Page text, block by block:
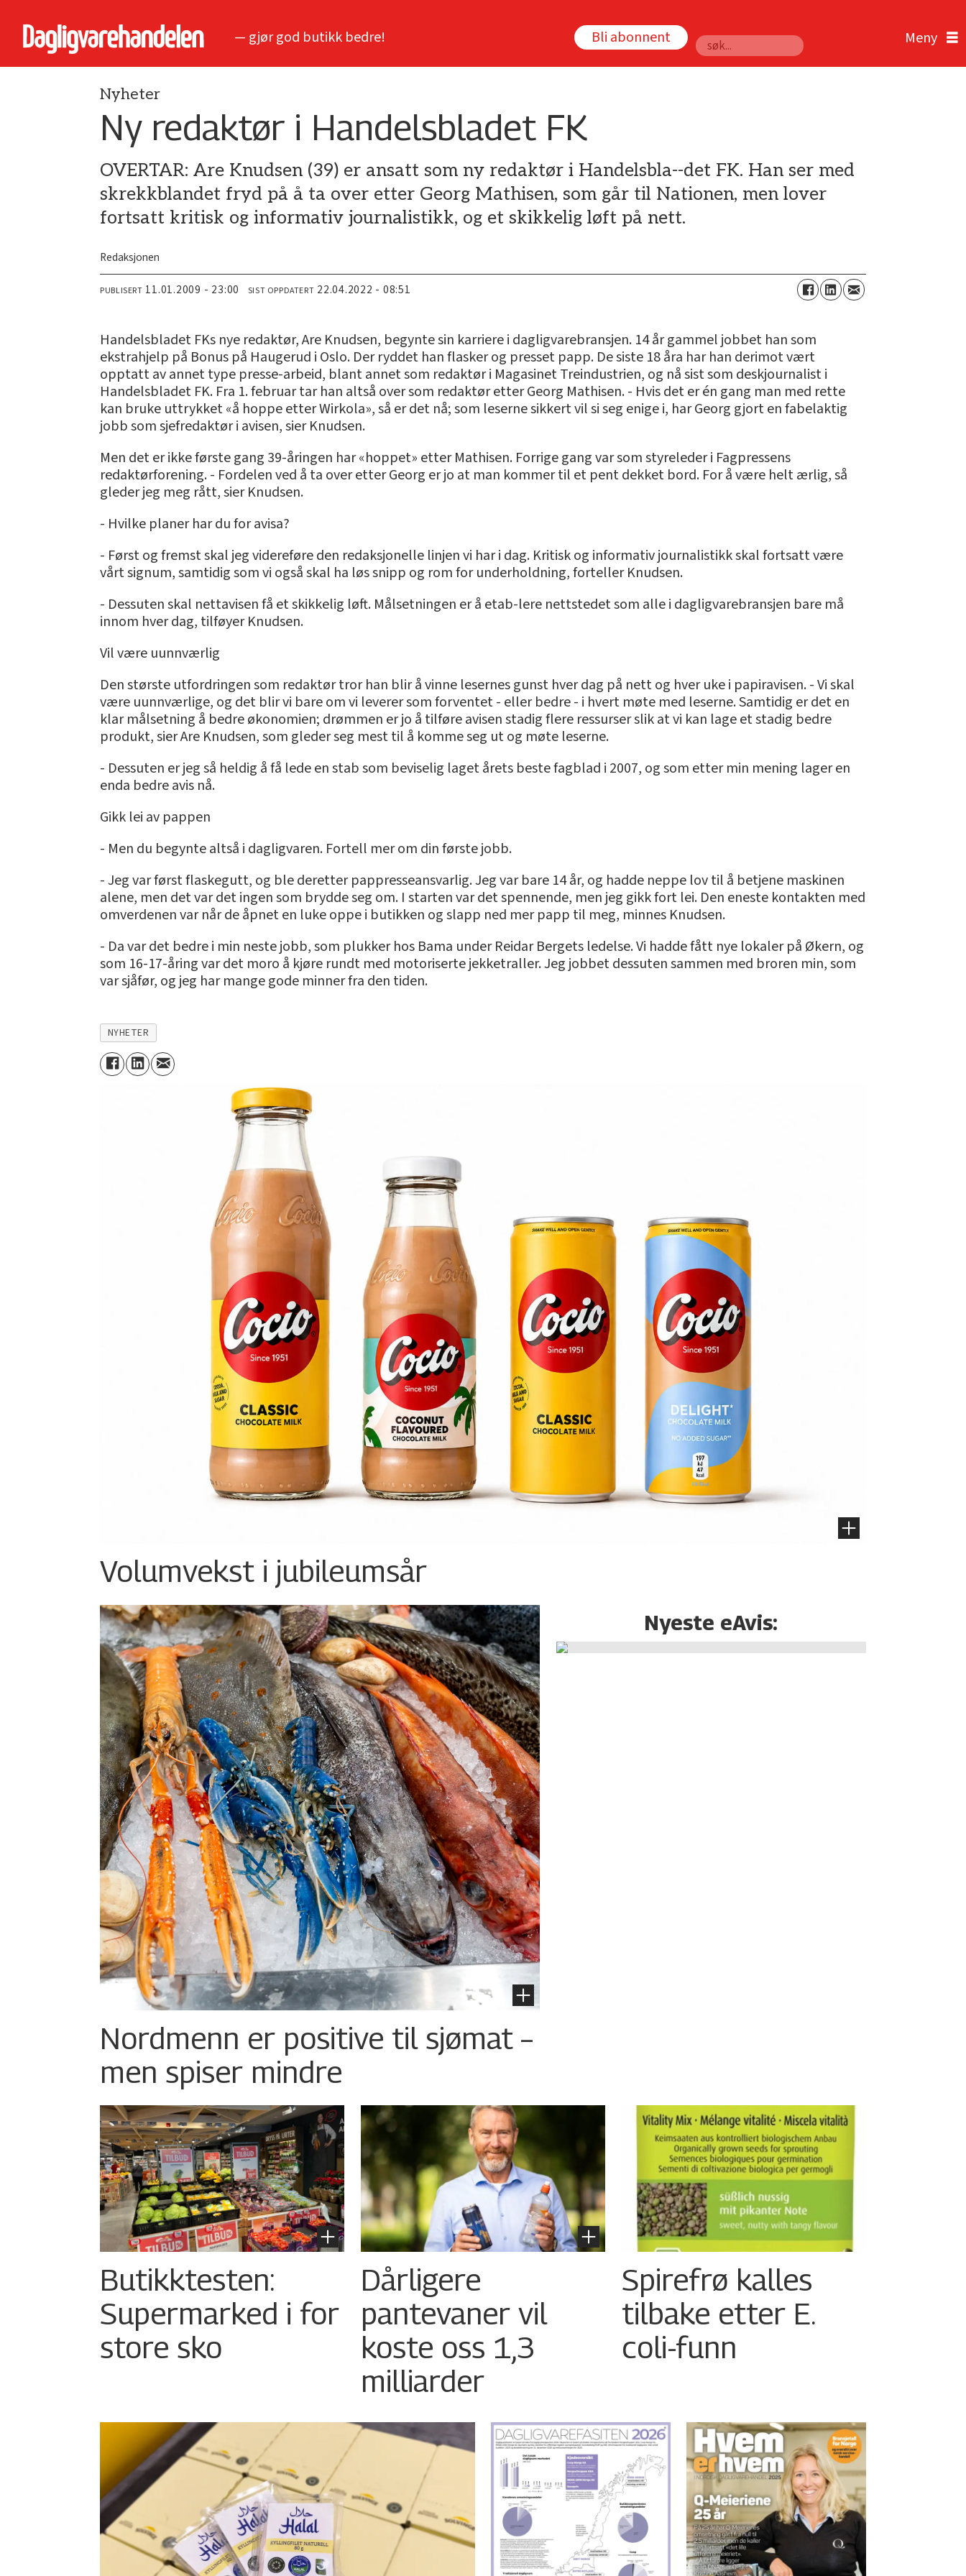
— gjør god butikk bedre! Bli abonnent
Søk
Nyheter
Ny redaktør i Handelsbladet FK
OVERTAR: Are Knudsen (39) er ansatt som ny redaktør i Handelsbla--det FK. Han ser med
skrekkblandet fryd på å ta over etter Georg Mathisen, som går til Nationen, men lover
fortsatt kritisk og informativ journalistikk, og et skikkelig løft på nett.
Redaksjonen
PUBLISERT 11.01.2009 - 23:00 SIST OPPDATERT 22.04.2022 - 08:51
Handelsbladet FKs nye redaktør, Are Knudsen, begynte sin karriere i dagligvarebransjen. 14 år gammel jobbet han som
ekstrahjelp på Bonus på Haugerud i Oslo. Der ryddet han flasker og presset papp. De siste 18 åra har han derimot vært
opptatt av annet type presse-arbeid, blant annet som redaktør i Magasinet Treindustrien, og nå sist som deskjournalist i
Handelsbladet FK. Fra 1. februar tar han altså over som redaktør etter Georg Mathisen. - Hvis det er én gang man med rette
kan bruke uttrykket «å hoppe etter Wirkola», så er det nå; som leserne sikkert vil si seg enige i, har Georg gjort en fabelaktig
jobb som sjefredaktør i avisen, sier Knudsen.
Men det er ikke første gang 39-åringen har «hoppet» etter Mathisen. Forrige gang var som styreleder i Fagpressens
redaktørforening. - Fordelen ved å ta over etter Georg er jo at man kommer til et pent dekket bord. For å være helt ærlig, så
gleder jeg meg rått, sier Knudsen.
- Hvilke planer har du for avisa?
- Først og fremst skal jeg videreføre den redaksjonelle linjen vi har i dag. Kritisk og informativ journalistikk skal fortsatt være
vårt signum, samtidig som vi også skal ha løs snipp og rom for underholdning, forteller Knudsen.
- Dessuten skal nettavisen få et skikkelig løft. Målsetningen er å etab-lere nettstedet som alle i dagligvarebransjen bare må
innom hver dag, tilføyer Knudsen.
Vil være uunnværlig
Den største utfordringen som redaktør tror han blir å vinne lesernes gunst hver dag på nett og hver uke i papiravisen. - Vi skal
være uunnværlige, og det blir vi bare om vi leverer som forventet - eller bedre - i hvert møte med leserne. Samtidig er det en
klar målsetning å bedre økonomien; drømmen er jo å tilføre avisen stadig flere ressurser slik at vi kan lage et stadig bedre
produkt, sier Are Knudsen, som gleder seg mest til å komme seg ut og møte leserne.
- Dessuten er jeg så heldig å få lede en stab som beviselig laget årets beste fagblad i 2007, og som etter min mening lager en
enda bedre avis nå.
Gikk lei av pappen
- Men du begynte altså i dagligvaren. Fortell mer om din første jobb.
- Jeg var først flaskegutt, og ble deretter pappresseansvarlig. Jeg var bare 14 år, og hadde neppe lov til å betjene maskinen
alene, men det var det ingen som brydde seg om. I starten var det spennende, men jeg gikk fort lei. Den eneste kontakten med
omverdenen var når de åpnet en luke oppe i butikken og slapp ned mer papp til meg, minnes Knudsen.
- Da var det bedre i min neste jobb, som plukker hos Bama under Reidar Bergets ledelse. Vi hadde fått nye lokaler på Økern, og
som 16-17-åring var det moro å kjøre rundt med motoriserte jekketraller. Jeg jobbet dessuten sammen med broren min, som
var sjåfør, og jeg har mange gode minner fra den tiden.
NYHETER
Volumvekst i jubileumsår
Nordmenn er positive til sjømat –
men spiser mindre
Nyeste eAvis:
Butikktesten:
Supermarked i for
store sko
Dårligere
pantevaner vil
koste oss 1,3
milliarder
Spirefrø kalles
tilbake etter E.
coli-funn